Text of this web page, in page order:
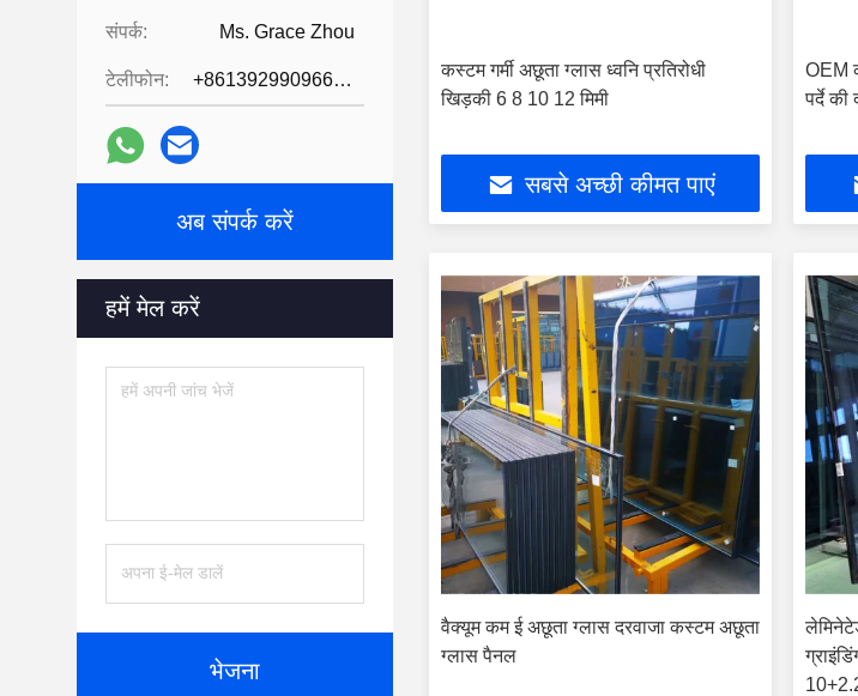
ग्लास की ईंटों के ब्लॉक(47)
वैक्यूम ग्लास (2)
सामान (5)
संपर्क: Ms. Grace Zhou
टेलीफोन: +8613929909663--13690711186
अब संपर्क करें
हमें मेल करें
भेजना
कस्टम गर्मी अछूता ग्लास ध्वनि प्रतिरोधी
खिड़की 6 8 10 12 मिमी
सबसे अच्छी कीमत पाएं
OEM
पर्दे की
वैक्यूम कम ई अछूता ग्लास दरवाजा कस्टम अछूता
ग्लास पैनल